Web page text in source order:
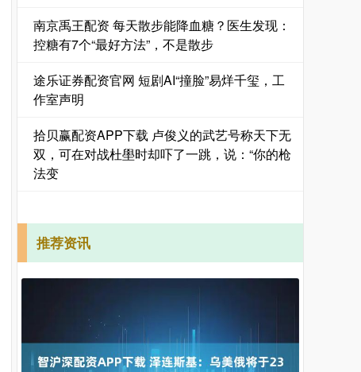
南京禹王配资 每天散步能降血糖？医生发现：
控糖有7个“最好方法”，不是散步
途乐证券配资官网 短剧AI“撞脸”易烊千玺，工
作室声明
拾贝赢配资APP下载 卢俊义的武艺号称天下无
双，可在对战杜壆时却吓了一跳，说：“你的枪
法变
推荐资讯